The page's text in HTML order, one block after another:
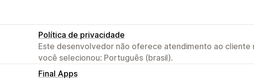
Política de privacidade
Este desenvolvedor não oferece atendimento ao cliente
você selecionou: Português (brasil).
Final Apps